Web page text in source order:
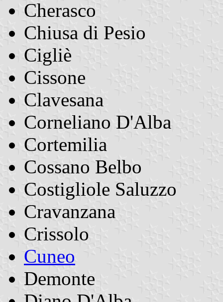
Cherasco
Chiusa di Pesio
Cigliè
Cissone
Clavesana
Corneliano D'Alba
Cortemilia
Cossano Belbo
Costigliole Saluzzo
Cravanzana
Crissolo
Cuneo
Demonte